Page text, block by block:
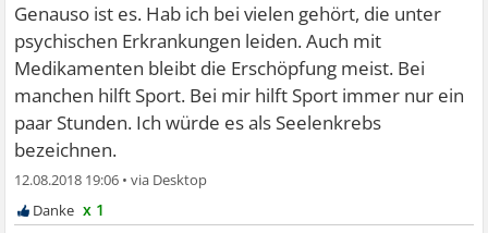
Genauso ist es. Hab ich bei vielen gehört, die unter
psychischen Erkrankungen leiden. Auch mit
Medikamenten bleibt die Erschöpfung meist. Bei
manchen hilft Sport. Bei mir hilft Sport immer nur ein
paar Stunden. Ich würde es als Seelenkrebs
bezeichnen.
12.08.2018 19:06 •
x 1